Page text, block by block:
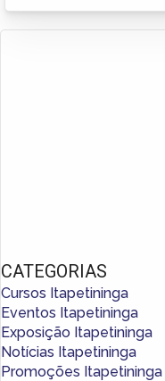
CATEGORIAS
Cursos Itapetininga
Eventos Itapetininga
Exposição Itapetininga
Notícias Itapetininga
Promoções Itapetininga